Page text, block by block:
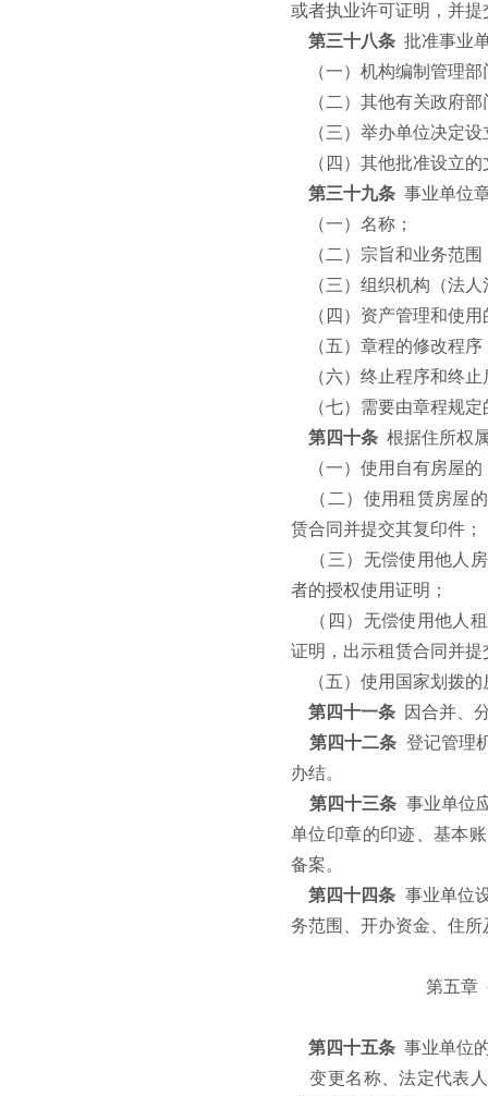
或者执业许可证明，并提
第三十八条 批准事业
（一）机构编制管理
（二）其他有关政府
（三）举办单位决定
（四）其他批准设立
第三十九条 事业单位
（一）名称；
（二）宗旨和业务范围
（三）组织机构（法
（四）资产管理和使
（五）章程的修改程序
（六）终止程序和终
（七）需要由章程规
第四十条 根据住所权
（一）使用自有房屋
（二）使用租赁房屋
赁合同并提交其复印件；
（三）无偿使用他人
者的授权使用证明；
（四）无偿使用他人
证明，出示租赁合同并提
（五）使用国家划拨
第四十一条 因合并、
第四十二条 登记管理
办结。
第四十三条 事业单位
单位印章的印迹、基本
备案。
第四十四条 事业单位
务范围、开办资金、住
第五章
第四十五条 事业单位
变更名称、法定代表